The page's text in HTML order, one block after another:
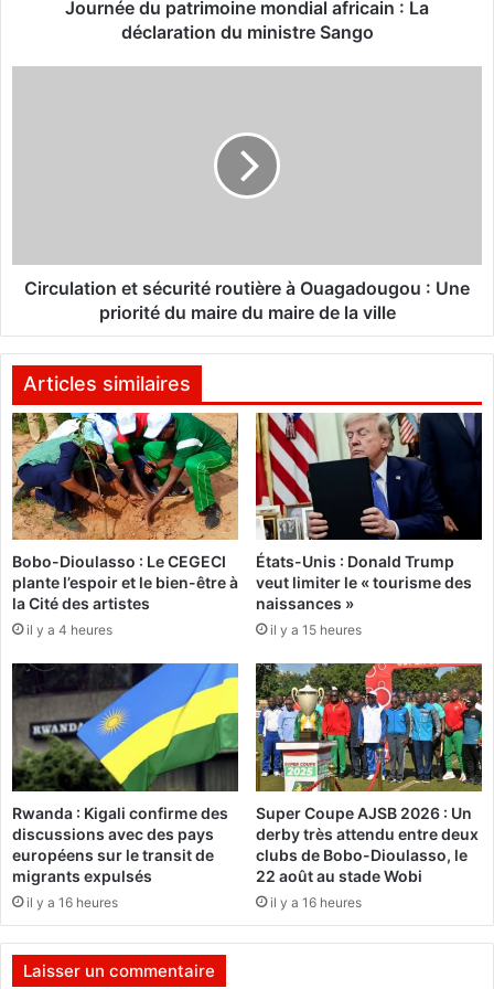
a
f
r
i
c
a
i
n
:
L
é
c
a
r
a
t
i
o
n
u
Journée du patrimoine mondial africain : La
déclaration du ministre Sango
i
e
t
é
c
u
r
i
t
é
r
o
u
t
è
r
O
u
a
g
a
o
g
Circulation et sécurité routière à Ouagadougou : Une
priorité du maire du maire de la ville
Articles similaires
Bobo-Dioulasso : Le CEGECI
plante l’espoir et le bien-être à
la Cité des artistes
il y a 4 heures
États-Unis : Donald Trump
veut limiter le « tourisme des
naissances »
il y a 15 heures
Rwanda : Kigali confirme des
discussions avec des pays
européens sur le transit de
migrants expulsés
il y a 16 heures
Super Coupe AJSB 2026 : Un
derby très attendu entre deux
clubs de Bobo-Dioulasso, le
22 août au stade Wobi
il y a 16 heures
Laisser un commentaire